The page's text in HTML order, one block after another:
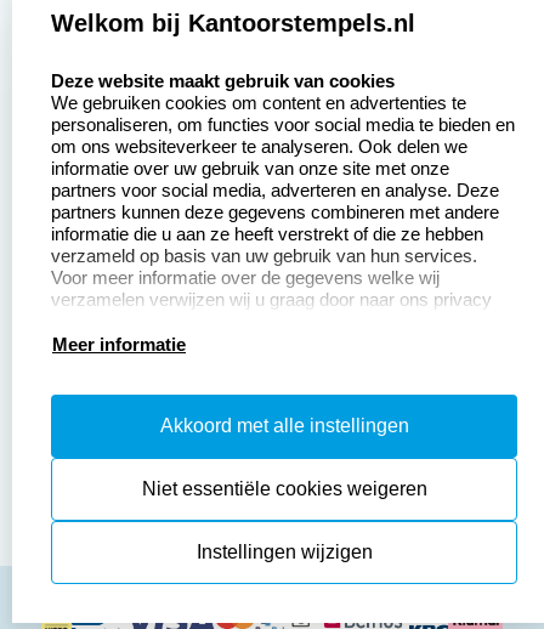
Zakelijk:
Aanvraag op maat
Betaling &
Verzending
Wederverkoper
worden
Sale
Klantenservice:
Contact opnemen
Veel gestelde vragen
Retourneren
Herroepingsrecht
Productinformatie:
Instructiepagina
Safety Sheets
Sitemap
Welkom bij Kantoorstempels.nl
Deze website maakt gebruik van cookies
We gebruiken cookies om content en advertenties te
personaliseren, om functies voor social media te bieden en
om ons websiteverkeer te analyseren. Ook delen we
informatie over uw gebruik van onze site met onze
partners voor social media, adverteren en analyse. Deze
partners kunnen deze gegevens combineren met andere
informatie die u aan ze heeft verstrekt of die ze hebben
verzameld op basis van uw gebruik van hun services.
Voor meer informatie over de gegevens welke wij
verzamelen verwijzen wij u graag door naar ons privacy
Meer informatie
Akkoord met alle instellingen
Niet essentiële cookies weigeren
Instellingen wijzigen